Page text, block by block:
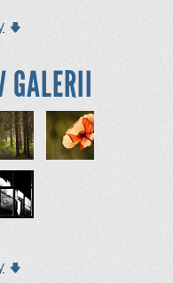
GALERII